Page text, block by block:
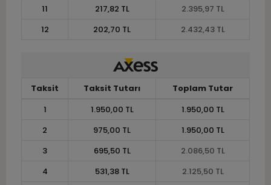
11
217,82 TL
2.395,97 TL
12
202,70 TL 2.432,43 TL
Taksit Taksit Tutarı
Toplam Tutar
1
1.950,00 TL
1.950,00 TL
2
975,00 TL
1.950,00 TL
3
695,50 TL
2.086,50 TL
4
531,38 TL
2.125,50 TL